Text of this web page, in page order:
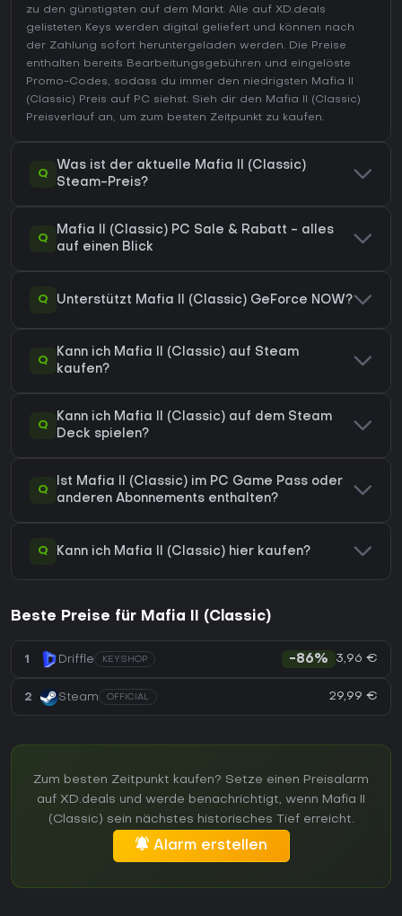
zu den günstigsten auf dem Markt. Alle auf XD.deals
gelisteten Keys werden digital geliefert und können nach
der Zahlung sofort heruntergeladen werden. Die Preise
enthalten bereits Bearbeitungsgebühren und eingelöste
Promo-Codes, sodass du immer den niedrigsten Mafia II
(Classic) Preis auf PC siehst. Sieh dir den Mafia II (Classic)
Preisverlauf an, um zum besten Zeitpunkt zu kaufen.
Q
Was ist der aktuelle Mafia II (Classic)
Steam-Preis?
Q
Mafia II (Classic) PC Sale & Rabatt - alles
auf einen Blick
Q Unterstützt Mafia II (Classic) GeForce NOW?
Q
Kann ich Mafia II (Classic) auf Steam
kaufen?
Q
Kann ich Mafia II (Classic) auf dem Steam
Deck spielen?
Q
Ist Mafia II (Classic) im PC Game Pass oder
anderen Abonnements enthalten?
Q Kann ich Mafia II (Classic) hier kaufen?
Beste Preise für Mafia II (Classic)
1 Driffle KEYSHOP -86% 3,96 €
2 Steam OFFICIAL 29,99 €
Zum besten Zeitpunkt kaufen? Setze einen Preisalarm
auf XD.deals und werde benachrichtigt, wenn Mafia II
(Classic) sein nächstes historisches Tief erreicht.
Alarm erstellen